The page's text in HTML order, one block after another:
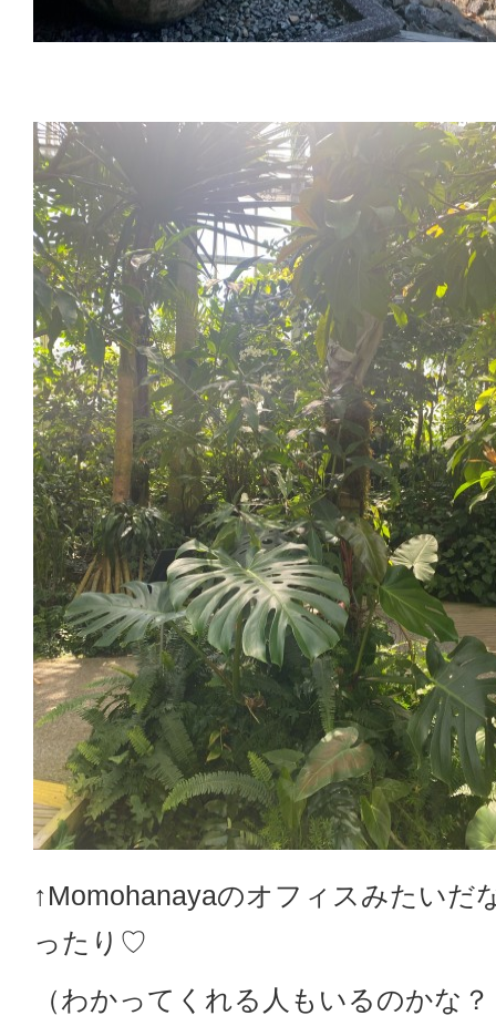
↑Momohanayaのオフィスみたいだ
ったり♡
（わかってくれる人もいるのかな